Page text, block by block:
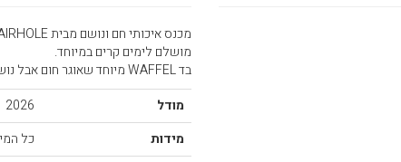
מכנס איכותי חם ונושם מבית AIRHOLE
מושלם לימים קרים במיוחד.
בד WAFFEL מיוחד שאוגר חום אבל נושם מעולה.
מודל
2026
מידות
כל